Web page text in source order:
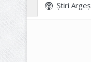
Ştiri Argeş